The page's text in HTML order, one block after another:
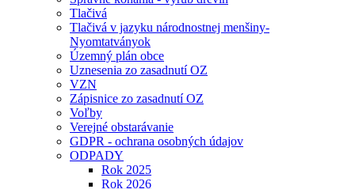
Tlačivá
Tlačivá v jazyku národnostnej menšiny-
Nyomtatványok
Územný plán obce
Uznesenia zo zasadnutí OZ
VZN
Zápisnice zo zasadnutí OZ
Voľby
Verejné obstarávanie
GDPR - ochrana osobných údajov
ODPADY
Rok 2025
Rok 2026